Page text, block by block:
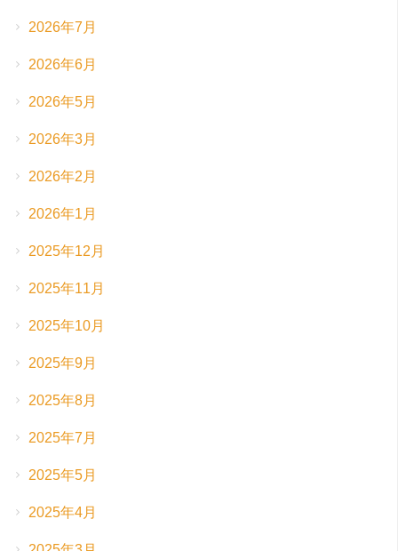
2026年7月
2026年6月
2026年5月
2026年3月
2026年2月
2026年1月
2025年12月
2025年11月
2025年10月
2025年9月
2025年8月
2025年7月
2025年5月
2025年4月